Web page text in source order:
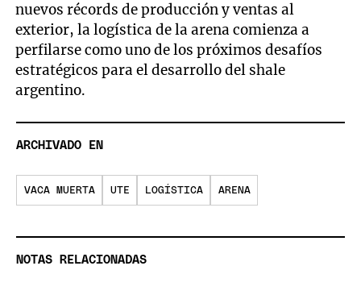
nuevos récords de producción y ventas al
exterior, la logística de la arena comienza a
perfilarse como uno de los próximos desafíos
estratégicos para el desarrollo del shale
argentino.
ARCHIVADO EN
VACA MUERTA UTE LOGÍSTICA ARENA
NOTAS RELACIONADAS